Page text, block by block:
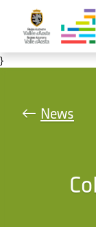
Salta al contenuto
}
News